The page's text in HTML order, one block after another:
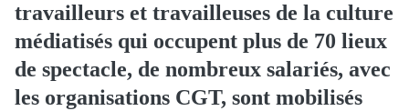
travailleurs et travailleuses de la culture
médiatisés qui occupent plus de 70 lieux
de spectacle, de nombreux salariés, avec
les organisations CGT, sont mobilisés